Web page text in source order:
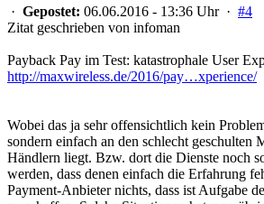
· Gepostet: 06.06.2016 - 13:36 Uhr · #4
Zitat geschrieben von infoman
Payback Pay im Test: katastrophale User
http://maxwireless.de/2016/pay…xperience/
Wobei das ja sehr offensichtlich kein
sondern einfach an den schlecht geschulten
Händlern liegt. Bzw. dort die Dienste noch
werden, dass denen einfach die Erfahrung
Payment-Anbieter nichts, dass ist Aufgabe